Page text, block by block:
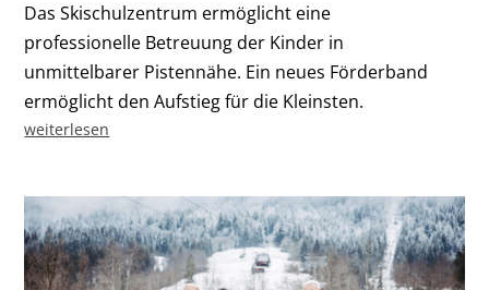
Das Skischulzentrum ermöglicht eine
professionelle Betreuung der Kinder in
unmittelbarer Pistennähe. Ein neues Förderband
ermöglicht den Aufstieg für die Kleinsten.
weiterlesen